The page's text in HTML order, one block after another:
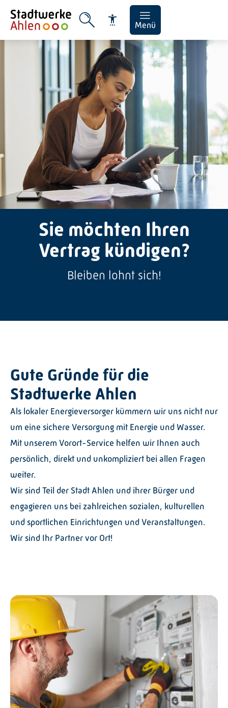
Menü
Sie möchten Ihren
Vertrag kündigen?
Bleiben lohnt sich!
Gute Gründe für die
Stadtwerke Ahlen
Als lokaler Energieversorger kümmern wir uns nicht nur
um eine sichere Versorgung mit Energie und Wasser.
Mit unserem Vorort-Service helfen wir Ihnen auch
persönlich, direkt und unkompliziert bei allen Fragen
weiter.
Wir sind Teil der Stadt Ahlen und ihrer Bürger und
engagieren uns bei zahlreichen sozialen, kulturellen
und sportlichen Einrichtungen und Veranstaltungen.
Wir sind Ihr Partner vor Ort!
Schrift vergrößern
Schrift verkleinern
Wortabstand vergrößern
Wortabstand verkleinern
Zeilenabstand vergrößern
Graustufen
Großer Mauszeiger
Lesehilfe
Animationen ausschalten